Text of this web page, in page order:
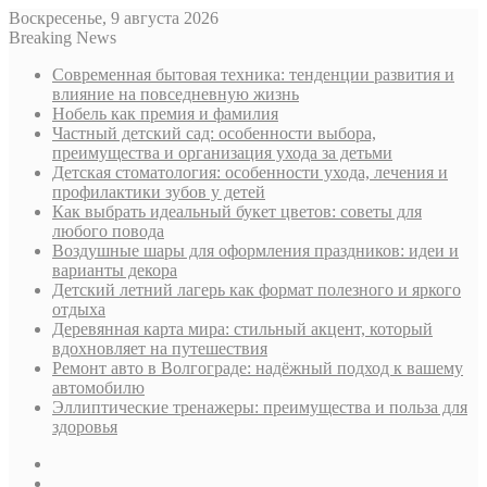
Воскресенье, 9 августа 2026
Breaking News
Современная бытовая техника: тенденции развития и
влияние на повседневную жизнь
Нобель как премия и фамилия
Частный детский сад: особенности выбора,
преимущества и организация ухода за детьми
Детская стоматология: особенности ухода, лечения и
профилактики зубов у детей
Как выбрать идеальный букет цветов: советы для
любого повода
Воздушные шары для оформления праздников: идеи и
варианты декора
Детский летний лагерь как формат полезного и яркого
отдыха
Деревянная карта мира: стильный акцент, который
вдохновляет на путешествия
Ремонт авто в Волгограде: надёжный подход к вашему
автомобилю
Эллиптические тренажеры: преимущества и польза для
здоровья